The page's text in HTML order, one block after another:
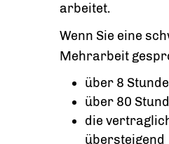
arbeitet.
Wenn Sie eine
Mehrarbeit
über 8
über 80
die
übersteigend